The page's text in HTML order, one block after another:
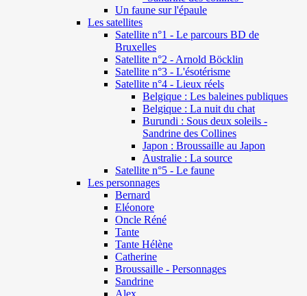
Un faune sur l'épaule
Les satellites
Satellite n°1 - Le parcours BD de
Bruxelles
Satellite n°2 - Arnold Böcklin
Satellite n°3 - L'ésotérisme
Satellite n°4 - Lieux réels
Belgique : Les baleines publiques
Belgique : La nuit du chat
Burundi : Sous deux soleils -
Sandrine des Collines
Japon : Broussaille au Japon
Australie : La source
Satellite n°5 - Le faune
Les personnages
Bernard
Eléonore
Oncle Réné
Tante
Tante Hélène
Catherine
Broussaille - Personnages
Sandrine
Alex